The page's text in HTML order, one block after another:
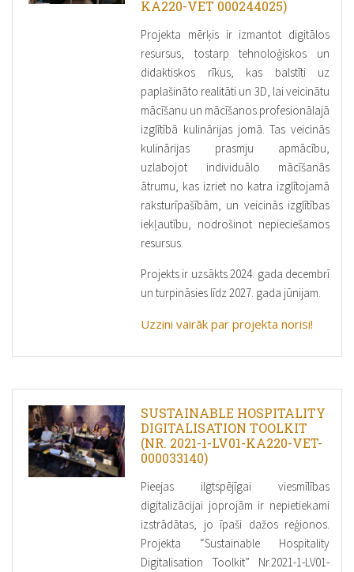
KA220-VET 000244025)
Projekta mērķis ir izmantot digitālos
resursus, tostarp tehnoloģiskos un
didaktiskos rīkus, kas balstīti uz
paplašināto realitāti un 3D, lai veicinātu
mācīšanu un mācīšanos profesionālajā
izglītībā kulinārijas jomā. Tas veicinās
kulinārijas prasmju apmācību,
uzlabojot individuālo mācīšanās
ātrumu, kas izriet no katra izglītojamā
raksturīpašībām, un veicinās izglītības
iekļautību, nodrošinot nepieciešamos
resursus.
Projekts ir uzsākts 2024. gada decembrī
un turpināsies līdz 2027. gada jūnijam.
Uzzini vairāk par projekta norisi!
SUSTAINABLE HOSPITALITY
DIGITALISATION TOOLKIT
(NR. 2021-1-LV01-KA220-VET-
000033140)
Pieejas ilgtspējīgai viesmīlības
digitalizācijai joprojām ir nepietiekami
izstrādātas, jo īpaši dažos reģionos.
Projekta “Sustainable Hospitality
Digitalisation Toolkit” Nr.2021-1-LV01-